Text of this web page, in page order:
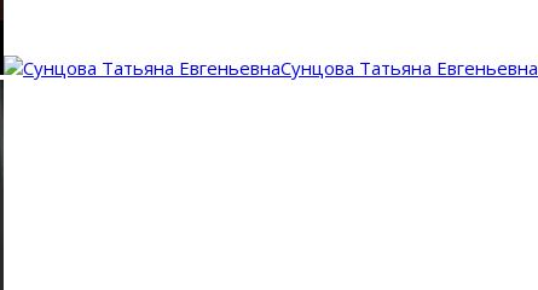
Сунцова Татьяна Евгеньевна